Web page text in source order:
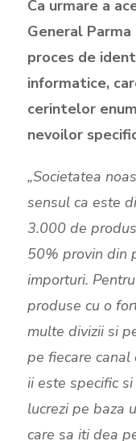
Ca urmare a
General
proces de
informatice,
cerintelor
nevoilor
„Societatea
sensul ca este
3.000 de
50% provin din
importuri.
produse cu o
multe divizii si
pe fiecare canal
ii este specific
lucrezi pe baza
care sa iti dea